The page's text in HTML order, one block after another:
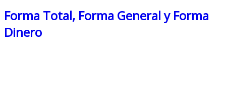
Forma Total, Forma General y Forma
Dinero